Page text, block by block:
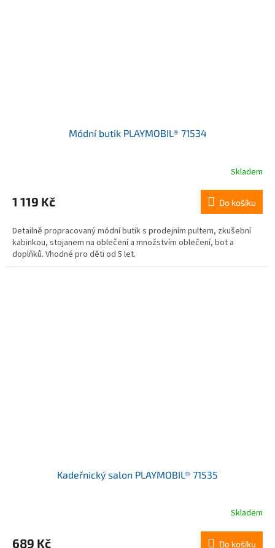
Módní butik PLAYMOBIL® 71534
Skladem
1 119 Kč Do košíku
Detailně propracovaný módní butik s prodejním pultem, zkušební
kabinkou, stojanem na oblečení a množstvím oblečení, bot a
doplňků. Vhodné pro děti od 5 let.
Kadeřnický salon PLAYMOBIL® 71535
Skladem
689 Kč Do košíku